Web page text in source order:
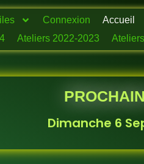
Connexion Accueil
Ateliers 2022-2023
Dimanche 6